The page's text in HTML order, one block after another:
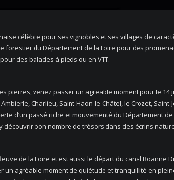
célèbre pour ses vignobles et ses villages de
forestier du Département de la Loire pour des
des balades à pieds ou en VTT.
pierres, venez passer un agréable moment pour le 14
Charlieu, Saint-Haon-le-Châtel, le Crozet, Saint-
d’un passé riche et mouvementé du Département
découvrir bon nombre de trésors dans des écrins
de la Loire et est aussi le départ du canal Roanne
un agréable moment de quiétude et tranquillité en